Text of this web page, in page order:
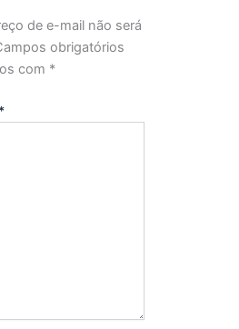
de e-mail não será
obrigatórios
com *
*